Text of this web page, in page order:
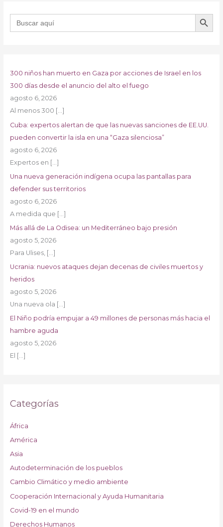
Buscar: BOTÓN DE
300 niños han muerto en Gaza por acciones de Israel en los
300 días desde el anuncio del alto el fuego
agosto 6, 2026
Al menos 300 […]
Cuba: expertos alertan de que las nuevas sanciones de EE.UU.
pueden convertir la isla en una “Gaza silenciosa”
agosto 6, 2026
Expertos en […]
Una nueva generación indígena ocupa las pantallas para
defender sus territorios
agosto 6, 2026
A medida que […]
Más allá de La Odisea: un Mediterráneo bajo presión
agosto 5, 2026
Para Ulises, […]
Ucrania: nuevos ataques dejan decenas de civiles muertos y
heridos
agosto 5, 2026
Una nueva ola […]
El Niño podría empujar a 49 millones de personas más hacia el
hambre aguda
agosto 5, 2026
El […]
Categorías
África
América
Asia
Autodeterminación de los pueblos
Cambio Climático y medio ambiente
Cooperación Internacional y Ayuda Humanitaria
Covid-19 en el mundo
Derechos Humanos